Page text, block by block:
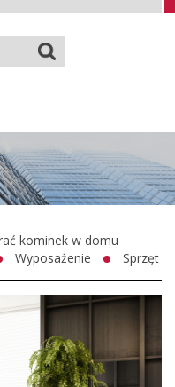
kominek w domu
Wyposażenie Sprzęt